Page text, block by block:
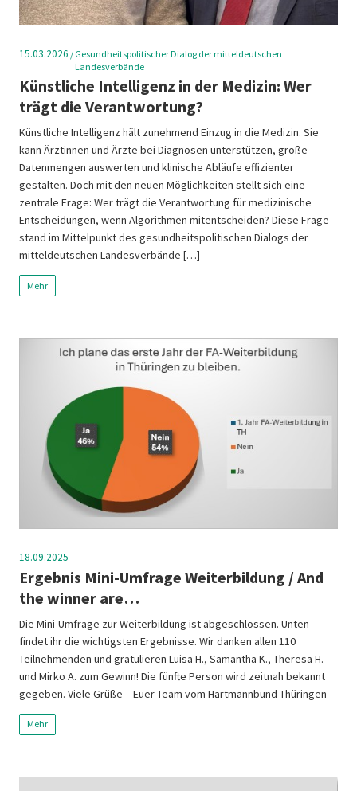
15.03.2026 / Gesundheitspolitischer Dialog der mitteldeutschen
Landesverbände
Künstliche Intelligenz in der Medizin: Wer
trägt die Verantwortung?
Künstliche Intelligenz hält zunehmend Einzug in die Medizin. Sie
kann Ärztinnen und Ärzte bei Diagnosen unterstützen, große
Datenmengen auswerten und klinische Abläufe effizienter
gestalten. Doch mit den neuen Möglichkeiten stellt sich eine
zentrale Frage: Wer trägt die Verantwortung für medizinische
Entscheidungen, wenn Algorithmen mitentscheiden? Diese Frage
stand im Mittelpunkt des gesundheitspolitischen Dialogs der
mitteldeutschen Landesverbände […]
Mehr
18.09.2025
Ergebnis Mini-Umfrage Weiterbildung / And
the winner are…
Die Mini-Umfrage zur Weiterbildung ist abgeschlossen. Unten
findet ihr die wichtigsten Ergebnisse. Wir danken allen 110
Teilnehmenden und gratulieren Luisa H., Samantha K., Theresa H.
und Mirko A. zum Gewinn! Die fünfte Person wird zeitnah bekannt
gegeben. Viele Grüße – Euer Team vom Hartmannbund Thüringen
Mehr